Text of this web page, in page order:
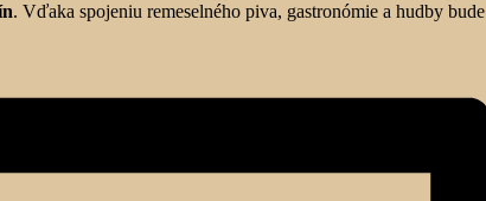
. Vďaka spojeniu remeselného piva, gastronómie a hudby bude